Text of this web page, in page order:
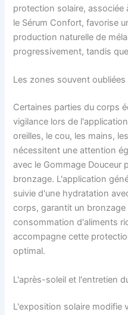
protection solaire,
le Sérum Confort, favorise
production naturelle de
progressivement, tandis
Les zones souvent oubliées
Certaines parties du corps
vigilance lors de
oreilles, le cou, les mains,
nécessitent une attention
avec le Gommage Douceur
bronzage. L'application
suivie d'une hydratation
corps, garantit un bronzage
consommation d'aliments
accompagne cette
optimal.
L'après-soleil et l'entretien
L'exposition solaire modifie